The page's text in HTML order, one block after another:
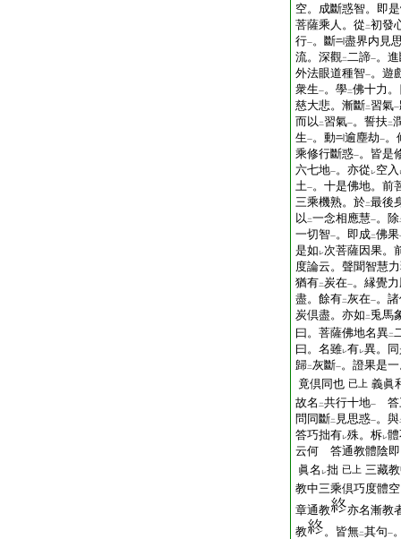
空。成斷惑智。即
菩薩乘人。從 二初發
行一。斷
盡界内見
流。深觀二二諦一。
外法眼道種智一。遊
衆生一。學二佛十力
慈大悲。漸斷二習氣一
而以 二習氣一。誓扶 二
生一。動 逾塵劫一。
乘修行斷惑一。皆是
六七地一。亦從 レ空入
土一。十是佛地。前
三乘機熟。於二最後
以 二一念相應慧一。除
一切智一。即成二佛果
是如 レ次菩薩因果。
度論云。聲聞智慧
猶有二炭在一。縁覺
盡。餘有二灰在一。
炭倶盡。亦如 二 兎馬
曰。菩薩佛地名異二
曰。名雖レ有レ異。
歸二灰斷一。證果是
竟倶同也 已上 義眞
故名 二共行十地一
答
問同斷二 見思惑一。與
答巧拙有レ殊。柝レ
云何 答通教體陰即
眞名 レ拙 已上 三藏
教中三乘倶巧度體
章通教
亦名漸教
教
。皆無二其句一